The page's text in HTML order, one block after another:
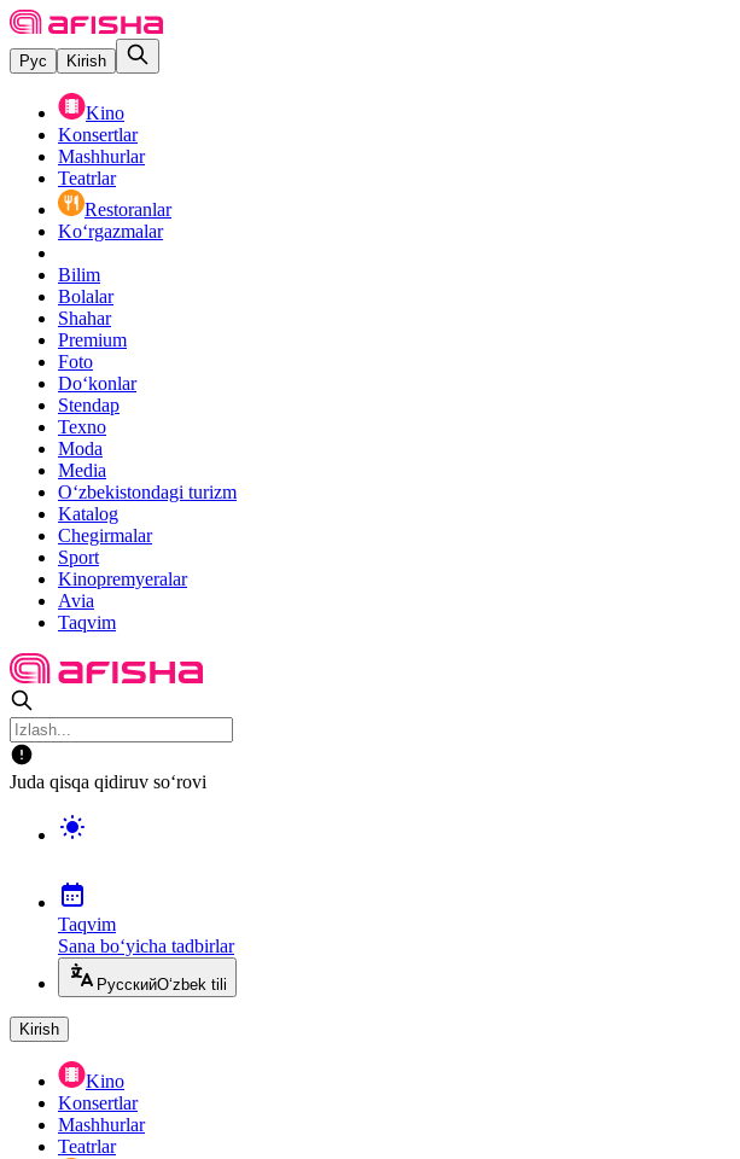
Рус Kirish
Kino
Konsertlar
Mashhurlar
Teatrlar
Restoranlar
Ko‘rgazmalar
Bilim
Bolalar
Shahar
Premium
Foto
Do‘konlar
Stendap
Texno
Moda
Media
O‘zbekistondagi turizm
Katalog
Chegirmalar
Sport
Kinopremyeralar
Avia
Taqvim
Juda qisqa qidiruv so‘rovi
Taqvim
Sana bo‘yicha tadbirlar
РусскийO‘zbek tili
Kirish
Kino
Konsertlar
Mashhurlar
Teatrlar